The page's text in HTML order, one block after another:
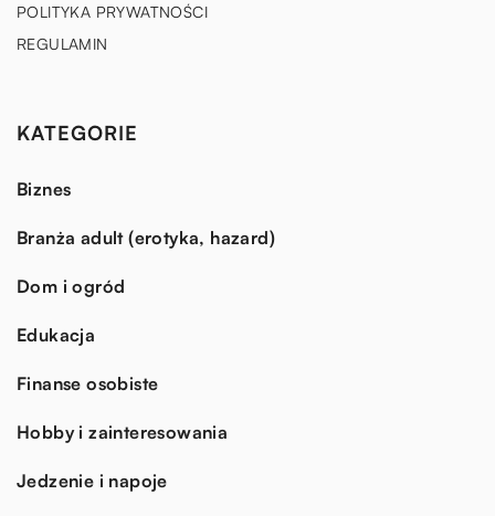
POLITYKA PRYWATNOŚCI
REGULAMIN
KATEGORIE
Biznes
Branża adult (erotyka, hazard)
Dom i ogród
Edukacja
Finanse osobiste
Hobby i zainteresowania
Jedzenie i napoje